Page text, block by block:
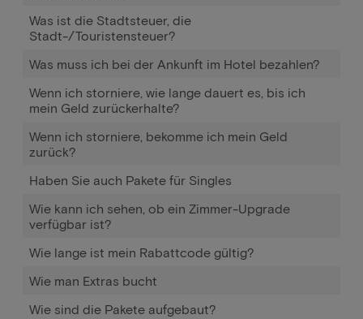
Was ist die Stadtsteuer, die
Stadt-/Touristensteuer?
Was muss ich bei der Ankunft im Hotel bezahlen?
Wenn ich storniere, wie lange dauert es, bis ich
mein Geld zurückerhalte?
Wenn ich storniere, bekomme ich mein Geld
zurück?
Haben Sie auch Pakete für Singles
Wie kann ich sehen, ob ein Zimmer-Upgrade
verfügbar ist?
Wie lange ist mein Rabattcode gültig?
Wie man Extras bucht
Wie sind die Pakete aufgebaut?